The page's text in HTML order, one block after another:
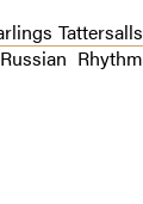
Tattersalls
Rhythm